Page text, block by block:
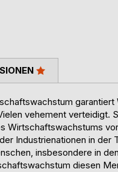
garantiert
vehement verteidigt.
Wirtschaftswachstums
Industrienationen in der
insbesondere in den
diesen